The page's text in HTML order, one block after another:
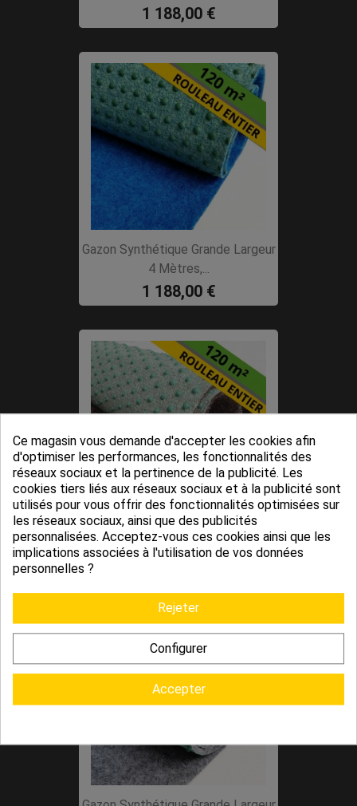
1 188,00 €
Gazon Synthétique Grande Largeur
4 Mètres,...
1 188,00 €
Gazon Synthétique Grande Largeur
4 Mètres,...
Ce magasin vous demande d'accepter les cookies afin
d'optimiser les performances, les fonctionnalités des
réseaux sociaux et la pertinence de la publicité. Les
cookies tiers liés aux réseaux sociaux et à la publicité sont
utilisés pour vous offrir des fonctionnalités optimisées sur
les réseaux sociaux, ainsi que des publicités
personnalisées. Acceptez-vous ces cookies ainsi que les
implications associées à l'utilisation de vos données
personnelles ?
Rejeter
Configurer
Accepter